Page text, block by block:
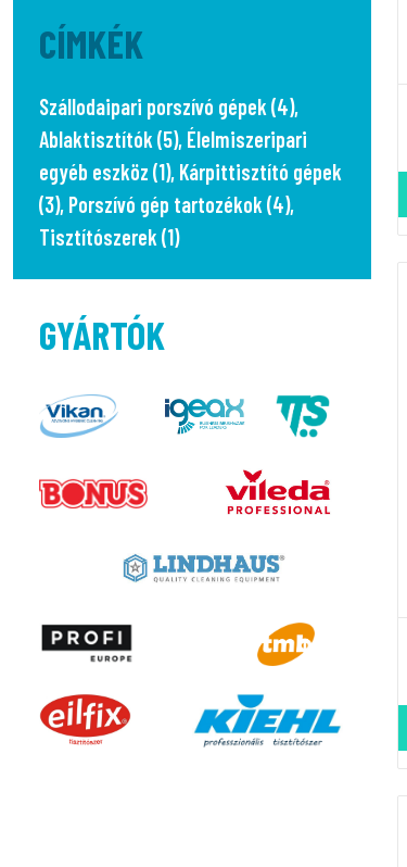
CÍMKÉK
Szállodaipari porszívó gépek (4),
Ablaktisztítók (5), Élelmiszeripari
egyéb eszköz (1), Kárpittisztító gépek
(3), Porszívó gép tartozékok (4),
Tisztítószerek (1)
GYÁRTÓK